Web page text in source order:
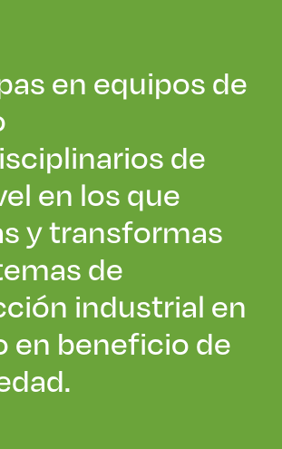
en equipos de
de
en los que
y transformas
de
industrial en
en beneficio de